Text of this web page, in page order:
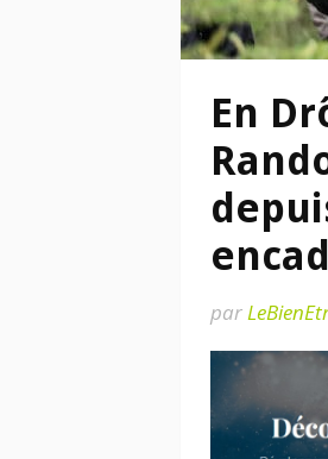
En
par